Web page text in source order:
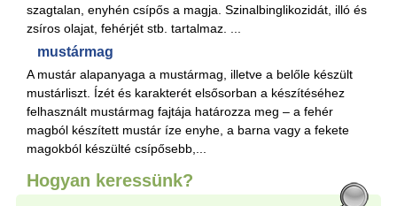
szagtalan, enyhén csípős a magja. Szinalbinglikozidát, illó és
zsíros olajat, fehérjét stb. tartalmaz. ...
mustármag
A mustár alapanyaga a mustármag, illetve a belőle készült
mustárliszt. Ízét és karakterét elsősorban a készítéséhez
felhasznált mustármag fajtája határozza meg – a fehér
magból készített mustár íze enyhe, a barna vagy a fekete
magokból készülté csípősebb,...
Hogyan keressünk?